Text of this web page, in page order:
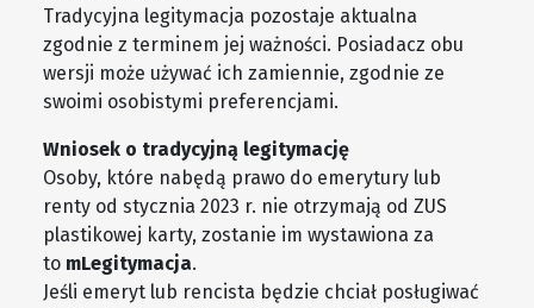
Tradycyjna legitymacja pozostaje aktualna
zgodnie z terminem jej ważności. Posiadacz obu
wersji może używać ich zamiennie, zgodnie ze
swoimi osobistymi preferencjami.
Wniosek o tradycyjną legitymację
Osoby, które nabędą prawo do emerytury lub
renty od stycznia 2023 r. nie otrzymają od ZUS
plastikowej karty, zostanie im wystawiona za
to mLegitymacja.
Jeśli emeryt lub rencista będzie chciał posługiwać